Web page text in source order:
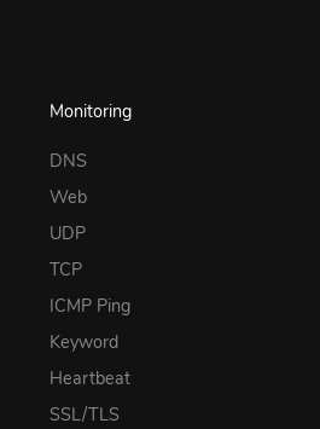
Monitoring
DNS
Web
UDP
TCP
ICMP Ping
Keyword
Heartbeat
SSL/TLS